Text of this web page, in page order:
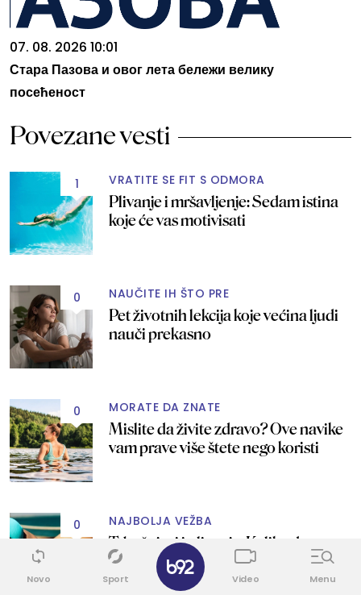
07. 08. 2026 10:01
Стара Пазова и овог лета бележи велику
посећеност
Povezane vesti
1 VRATITE SE FIT S ODMORA
Plivanje i mršavljenje: Sedam istina
koje će vas motivisati
0 NAUČITE IH ŠTO PRE
Pet životnih lekcija koje većina ljudi
nauči prekasno
0 MORATE DA ZNATE
Mislite da živite zdravo? Ove navike
vam prave više štete nego koristi
0 NAJBOLJA VEŽBA
Trbušnjaci i plivanje: Koliko dugo
treba da plivate ako želite ravniji
stomak?
Novo Sport Video Menu
✕